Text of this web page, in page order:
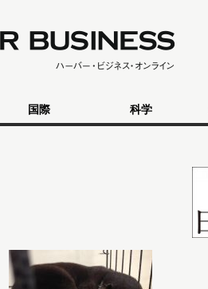
国際 科学